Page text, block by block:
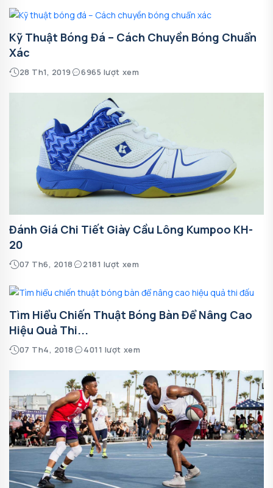
Kỹ Thuật Bóng Đá – Cách Chuyền Bóng Chuẩn
Xác
28 Th1, 2019 6965 lượt xem
Đánh Giá Chi Tiết Giày Cầu Lông Kumpoo KH-
20
07 Th6, 2018 2181 lượt xem
Tìm Hiểu Chiến Thuật Bóng Bàn Để Nâng Cao
Hiệu Quả Thi...
07 Th4, 2018 4011 lượt xem